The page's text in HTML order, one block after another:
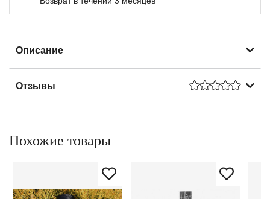
Описание
Отзывы
Похожие товары